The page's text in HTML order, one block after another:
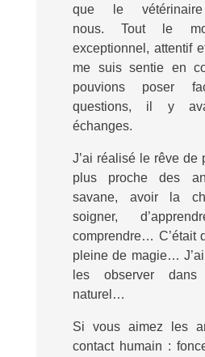
que le
nous. Tout le
exceptionnel, attentif
me suis sentie en
pouvions poser
questions, il y
échanges.
J’ai réalisé le rêve de
plus proche des
savane, avoir la
soigner,
comprendre… C’était
pleine de magie…
les observer
naturel…
Si vous aimez les
contact humain :